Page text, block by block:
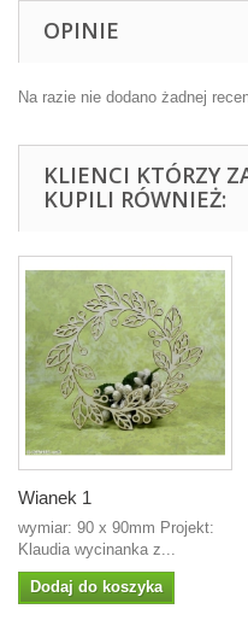
OPINIE
Na razie nie dodano żadnej
KLIENCI KTÓRZY
KUPILI RÓWNIEŻ:
Wianek 1
wymiar: 90 x 90mm Projekt:
Klaudia wycinanka z...
Dodaj do koszyka